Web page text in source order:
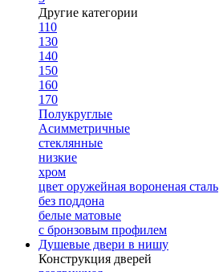
Другие категории
110
130
140
150
160
170
Полукруглые
Асимметричные
стеклянные
низкие
хром
цвет оружейная вороненая сталь
без поддона
белые матовые
с бронзовым профилем
Душевые двери в нишу
Конструкция дверей